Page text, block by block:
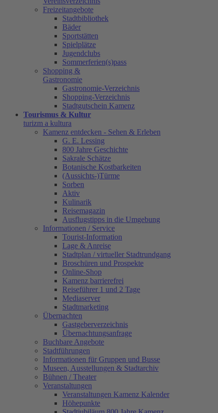
Freizeitangebote
Stadtbibliothek
Bäder
Sportstätten
Spielplätze
Jugendclubs
Sommerferien(s)pass
Shopping &
Gastronomie
Gastronomie-Verzeichnis
Shopping-Verzeichnis
Stadtgutschein Kamenz
Tourismus & Kultur
turizm a kultura
Kamenz entdecken - Sehen & Erleben
G. E. Lessing
800 Jahre Geschichte
Sakrale Schätze
Botanische Kostbarkeiten
(Aussichts-)Türme
Sorben
Aktiv
Kulinarik
Reisemagazin
Ausflugstipps in die Umgebung
Informationen / Service
Tourist-Information
Lage & Anreise
Stadtplan / virtueller Stadtrundgang
Broschüren und Prospekte
Online-Shop
Kamenz barrierefrei
Reiseführer 1 und 2 Tage
Mediaserver
Stadtmarketing
Übernachten
Gastgeberverzeichnis
Übernachtungsanfrage
Buchbare Angebote
Stadtführungen
Informationen für Gruppen und Busse
Museen, Ausstellungen & Stadtarchiv
Bühnen / Theater
Veranstaltungen
Veranstaltungen Kamenz Kalender
Höhepunkte